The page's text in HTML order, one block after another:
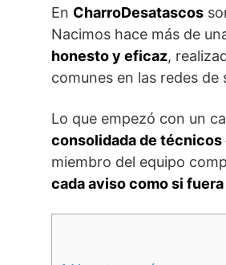
En CharroDesatascos
Nacimos hace más de
honesto y eficaz,
comunes en las redes
Lo que empezó con un
consolidada de
miembro del equipo
cada aviso como si